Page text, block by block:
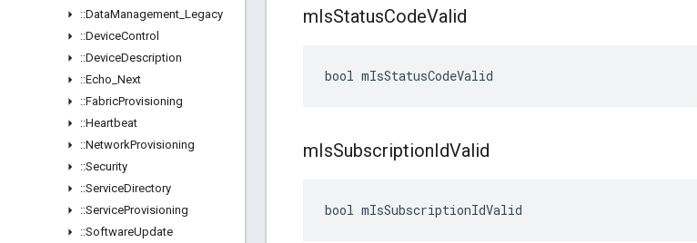
::DataManagement Legacy
::DeviceControl
::DeviceDescription
::Echo Next
::FabricProvisioning
::Heartbeat
::NetworkProvisioning
::Security
::ServiceDirectory
::ServiceProvisioning
::SoftwareUpdate
mIsStatusCodeValid
bool mIsStatusCodeValid
mIsSubscriptionIdValid
bool mIsSubscriptionIdValid